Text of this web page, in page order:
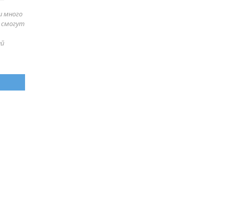
много
смогут